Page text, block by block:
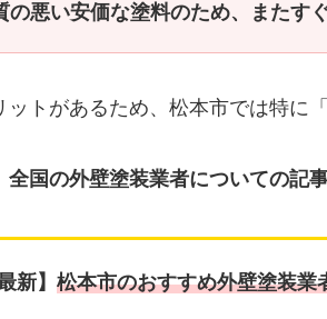
の悪い安価な塗料のため、またす
ットがあるため、松本市では特に
全国の外壁塗装業者についての記
新】 松本市のおすすめ外壁塗装業